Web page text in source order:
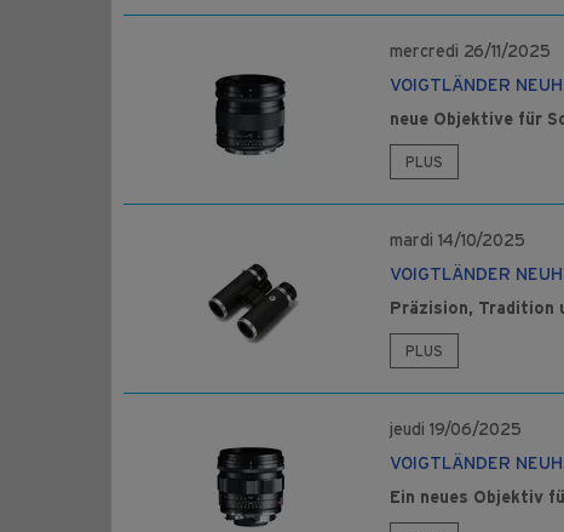
VOIGTLÄNDER
neue Objektive für
PLUS
mercredi 26/11/2025
VOIGTLÄNDER
Präzision, Tradition
PLUS
mardi 14/10/2025
VOIGTLÄNDER
Ein neues Objektiv
jeudi 19/06/2025